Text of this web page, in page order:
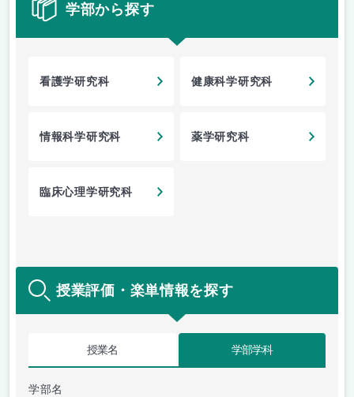
学部から探す
看護学研究科 健康科学研究科
情報科学研究科 薬学研究科
臨床心理学研究科
授業評価・楽単情報を探す
授業名 学部学科
学部名